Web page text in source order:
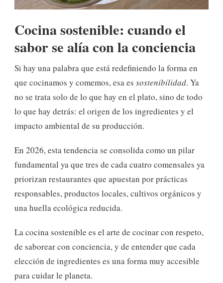
Cocina sostenible: cuando el
sabor se alía con la conciencia
Si hay una palabra que está redefiniendo la forma en
que cocinamos y comemos, esa es sostenibilidad. Ya
no se trata solo de lo que hay en el plato, sino de todo
lo que hay detrás: el origen de los ingredientes y el
impacto ambiental de su producción.
En 2026, esta tendencia se consolida como un pilar
fundamental ya que tres de cada cuatro comensales ya
priorizan restaurantes que apuestan por prácticas
responsables, productos locales, cultivos orgánicos y
una huella ecológica reducida.
La cocina sostenible es el arte de cocinar con respeto,
de saborear con conciencia, y de entender que cada
elección de ingredientes es una forma muy accesible
para cuidar le planeta.